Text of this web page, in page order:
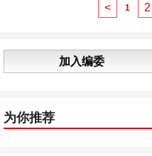
< 1 2
加入编委
为你推荐